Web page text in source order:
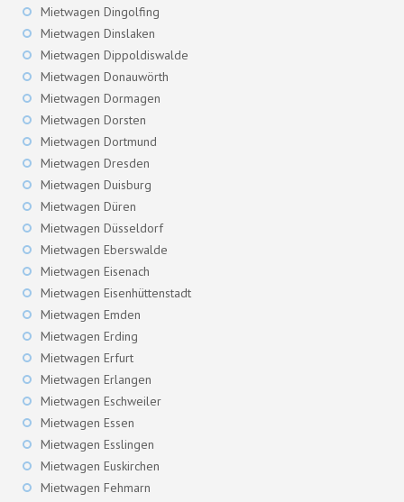
Mietwagen Dingolfing
Mietwagen Dinslaken
Mietwagen Dippoldiswalde
Mietwagen Donauwörth
Mietwagen Dormagen
Mietwagen Dorsten
Mietwagen Dortmund
Mietwagen Dresden
Mietwagen Duisburg
Mietwagen Düren
Mietwagen Düsseldorf
Mietwagen Eberswalde
Mietwagen Eisenach
Mietwagen Eisenhüttenstadt
Mietwagen Emden
Mietwagen Erding
Mietwagen Erfurt
Mietwagen Erlangen
Mietwagen Eschweiler
Mietwagen Essen
Mietwagen Esslingen
Mietwagen Euskirchen
Mietwagen Fehmarn